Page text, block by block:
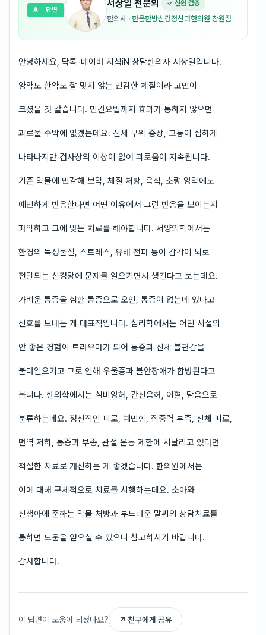
서상일 전문의 ✓ 신원 검증
한의사 · 한음한방신경정신과한의원 창원점
A · 답변
안녕하세요, 닥톡-네이버 지식iN 상담한의사 서상일입니다.
양약도 한약도 잘 맞지 않는 민감한 체질이라 고민이
크셨을 것 같습니다. 민간요법까지 효과가 통하지 않으면
괴로울 수밖에 없겠는데요. 신체 부위 증상, 고통이 심하게
나타나지만 검사상의 이상이 없어 괴로움이 지속됩니다.
기존 약물에 민감해 보약, 체질 처방, 음식, 소량 양약에도
예민하게 반응한다면 어떤 이유에서 그런 반응을 보이는지
파악하고 그에 맞는 치료를 해야합니다. 서양의학에서는
환경의 독성물질, 스트레스, 유해 전파 등이 감각이 뇌로
전달되는 신경망에 문제를 일으키면서 생긴다고 보는데요.
가벼운 통증을 심한 통증으로 오인, 통증이 없는데 있다고
신호를 보내는 게 대표적입니다. 심리학에서는 어린 시절의
안 좋은 경험이 트라우마가 되어 통증과 신체 불편감을
불러일으키고 그로 인해 우울증과 불안장애가 합병된다고
봅니다. 한의학에서는 심비양허, 간신음허, 어혈, 담음으로
분류하는데요. 정신적인 피로, 예민함, 집중력 부족, 신체 피로,
면역 저하, 통증과 부종, 관절 운동 제한에 시달리고 있다면
적절한 치료로 개선하는 게 좋겠습니다. 한의원에서는
이에 대해 구체적으로 치료를 시행하는데요. 소아와
신생아에 준하는 약물 처방과 부드러운 말씨의 상담치료를
통하면 도움을 얻으실 수 있으니 참고하시기 바랍니다.
감사합니다.
이 답변이 도움이 되셨나요? ↗ 친구에게 공유